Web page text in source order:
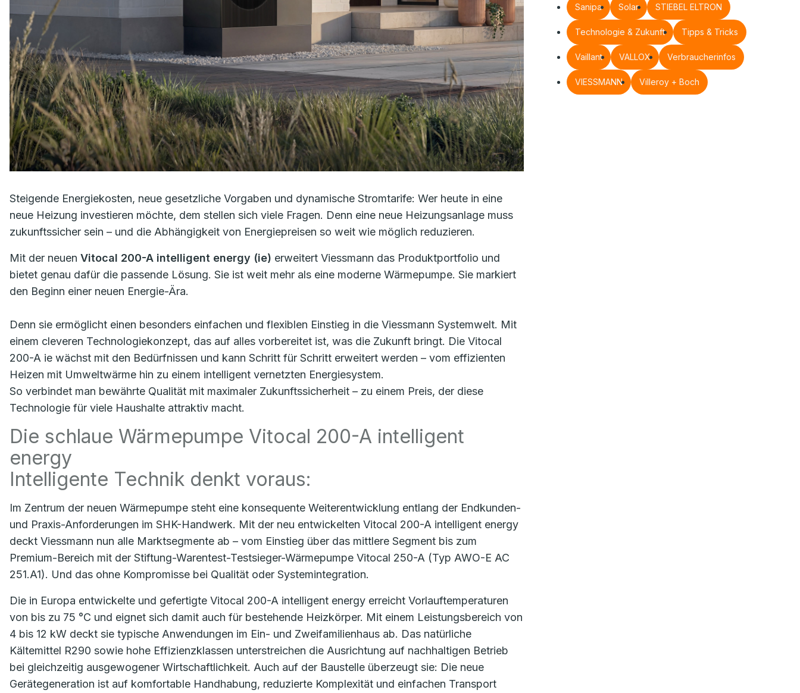
Steigende Energiekosten, neue gesetzliche Vorgaben und dynamische Stromtarife: Wer heute in eine
neue Heizung investieren möchte, dem stellen sich viele Fragen. Denn eine neue Heizungsanlage muss
zukunftssicher sein – und die Abhängigkeit von Energiepreisen so weit wie möglich reduzieren.
Mit der neuen Vitocal 200-A intelligent energy (ie) erweitert Viessmann das Produktportfolio und
bietet genau dafür die passende Lösung. Sie ist weit mehr als eine moderne Wärmepumpe. Sie markiert
den Beginn einer neuen Energie-Ära.
Denn sie ermöglicht einen besonders einfachen und flexiblen Einstieg in die Viessmann Systemwelt. Mit
einem cleveren Technologiekonzept, das auf alles vorbereitet ist, was die Zukunft bringt. Die Vitocal
200-A ie wächst mit den Bedürfnissen und kann Schritt für Schritt erweitert werden – vom effizienten
Heizen mit Umweltwärme hin zu einem intelligent vernetzten Energiesystem.
So verbindet man bewährte Qualität mit maximaler Zukunftssicherheit – zu einem Preis, der diese
Technologie für viele Haushalte attraktiv macht.
Die schlaue Wärmepumpe Vitocal 200-A intelligent
energy
Intelligente Technik denkt voraus:
Im Zentrum der neuen Wärmepumpe steht eine konsequente Weiterentwicklung entlang der Endkunden-
und Praxis-Anforderungen im SHK-Handwerk. Mit der neu entwickelten Vitocal 200-A intelligent energy
deckt Viessmann nun alle Marktsegmente ab – vom Einstieg über das mittlere Segment bis zum
Premium-Bereich mit der Stiftung-Warentest-Testsieger-Wärmepumpe Vitocal 250-A (Typ AWO-E AC
251.A1). Und das ohne Kompromisse bei Qualität oder Systemintegration.
Die in Europa entwickelte und gefertigte Vitocal 200-A intelligent energy erreicht Vorlauftemperaturen
von bis zu 75 °C und eignet sich damit auch für bestehende Heizkörper. Mit einem Leistungsbereich von
4 bis 12 kW deckt sie typische Anwendungen im Ein- und Zweifamilienhaus ab. Das natürliche
Kältemittel R290 sowie hohe Effizienzklassen unterstreichen die Ausrichtung auf nachhaltigen Betrieb
bei gleichzeitig ausgewogener Wirtschaftlichkeit. Auch auf der Baustelle überzeugt sie: Die neue
Gerätegeneration ist auf komfortable Handhabung, reduzierte Komplexität und einfachen Transport
Sanipa Solar STIEBEL ELTRON
Technologie & Zukunft Tipps & Tricks
Vaillant VALLOX Verbraucherinfos
VIESSMANN Villeroy + Boch